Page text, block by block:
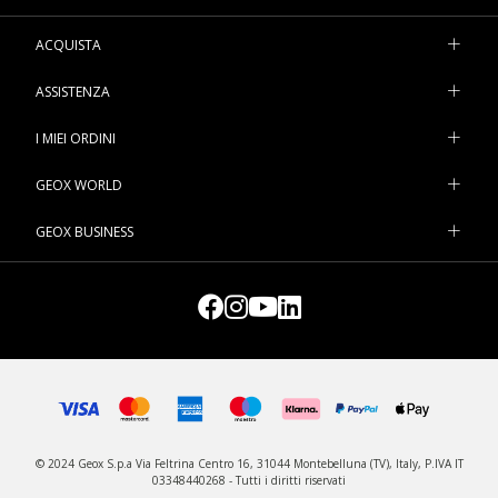
ACQUISTA
ASSISTENZA
I MIEI ORDINI
GEOX WORLD
GEOX BUSINESS
© 2024 Geox S.p.a Via Feltrina Centro 16, 31044 Montebelluna (TV), Italy, P.IVA IT
03348440268 - Tutti i diritti riservati